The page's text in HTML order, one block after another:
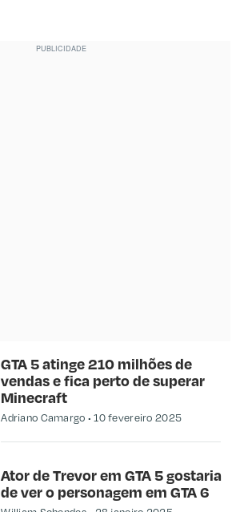
GTA 5 atinge 210 milhões de
vendas e fica perto de superar
Minecraft
Adriano Camargo 10 fevereiro 2025
Ator de Trevor em GTA 5 gostaria
de ver o personagem em GTA 6